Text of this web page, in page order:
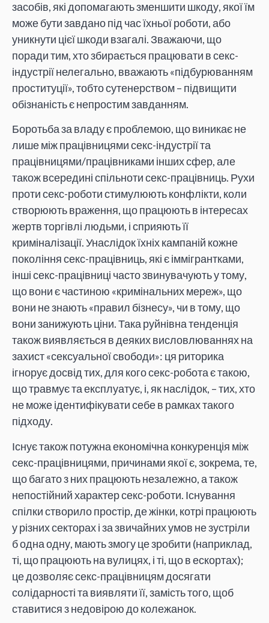
засобів, які допомагають зменшити шкоду, якої їм
може бути завдано під час їхньої роботи, або
уникнути цієї шкоди взагалі. Зважаючи, що
поради тим, хто збирається працювати в секс-
індустрії нелегально, вважають «підбурюванням
проституції», тобто сутенерством – підвищити
обізнаність є непростим завданням.
Боротьба за владу є проблемою, що виникає не
лише між працівницями секс-індустрії та
працівницями/працівниками інших сфер, але
також всередині спільноти секс-працівниць. Рухи
проти секс-роботи стимулюють конфлікти, коли
створюють враження, що працюють в інтересах
жертв торгівлі людьми, і сприяють її
криміналізації. Унаслідок їхніх кампаній кожне
покоління секс-працівниць, які є іммігрантками,
інші секс-працівниці часто звинувачують у тому,
що вони є частиною «кримінальних мереж», що
вони не знають «правил бізнесу», чи в тому, що
вони занижують ціни. Така руйнівна тенденція
також виявляється в деяких висловлюваннях на
захист «сексуальної свободи»: ця риторика
ігнорує досвід тих, для кого секс-робота є такою,
що травмує та експлуатує, і, як наслідок, – тих, хто
не може ідентифікувати себе в рамках такого
підходу.
Існує також потужна економічна конкуренція між
секс-працівницями, причинами якої є, зокрема, те,
що багато з них працюють незалежно, а також
непостійний характер секс-роботи. Існування
спілки створило простір, де жінки, котрі працюють
у різних секторах і за звичайних умов не зустріли
б одна одну, мають змогу це зробити (наприклад,
ті, що працюють на вулицях, і ті, що в ескортах);
це дозволяє секс-працівницям досягати
солідарності та виявляти її, замість того, щоб
ставитися з недовірою до колежанок.